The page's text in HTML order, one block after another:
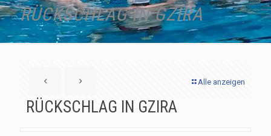
RÜCKSCHLAG IN GZIRA
Alle anzeigen
RÜCKSCHLAG IN GZIRA